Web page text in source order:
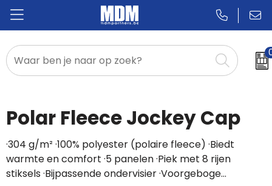
Relatiegeschenken
Sportkleding
Polar Fleece Jockey Cap
·304 g/m² ·100% polyester (polaire fleece) ·Biedt
warmte en comfort ·5 panelen ·Piek met 8 rijen
stiksels ·Bijpassende ondervisier ·Voorgeboge…